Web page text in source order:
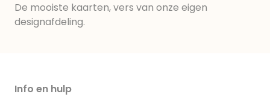
De mooiste kaarten, vers van onze eigen
designafdeling.
Info en hulp